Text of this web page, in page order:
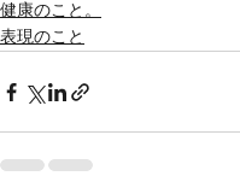
健康のこと。
表現のこと